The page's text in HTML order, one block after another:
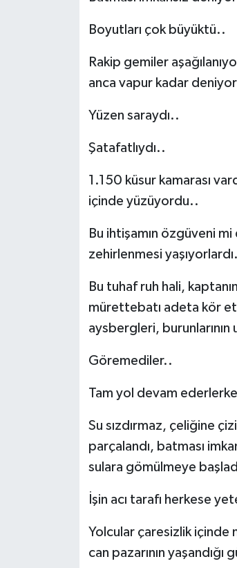
Boyutları çok büyüktü..
Rakip gemiler
anca vapur kadar
Yüzen saraydı..
Şatafatlıydı..
1.150 küsur kamarası
içinde yüzüyordu..
Bu ihtişamın özgüveni mi
zehirlenmesi
Bu tuhaf ruh hali,
mürettebatı adeta kör
aysbergleri,
Göremediler..
Tam yol devam
Su sızdırmaz, çeliğine
parçalandı, batması
sulara gömülmeye
İşin acı tarafı herkese
Yolcular çaresizlik içinde
can pazarının